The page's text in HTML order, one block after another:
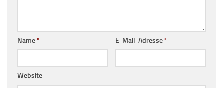
Name* E-Mail-Adresse*
Website